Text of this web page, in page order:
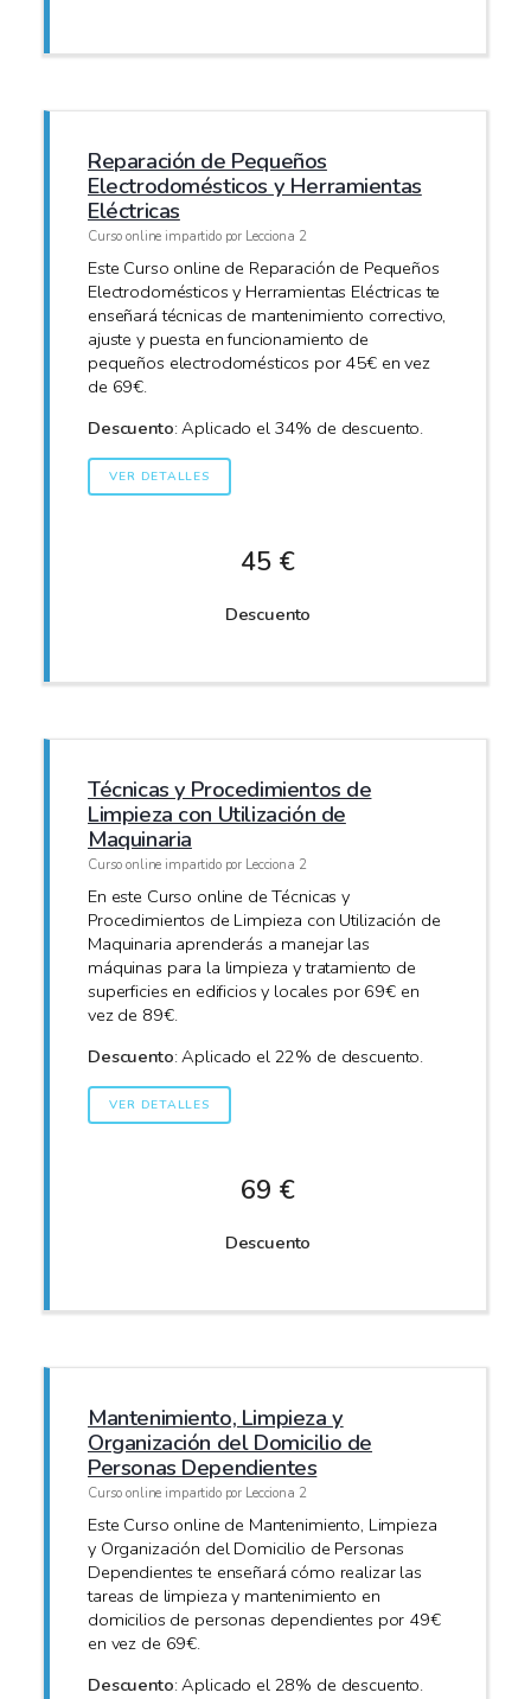
Reparación de Pequeños
Electrodomésticos y Herramientas
Eléctricas
Curso online impartido por Lecciona 2
Este Curso online de Reparación de Pequeños
Electrodomésticos y Herramientas Eléctricas te
enseñará técnicas de mantenimiento correctivo,
ajuste y puesta en funcionamiento de
pequeños electrodomésticos por 45€ en vez
de 69€.
Descuento: Aplicado el 34% de descuento.
VER DETALLES
45 €
Descuento
Técnicas y Procedimientos de
Limpieza con Utilización de
Maquinaria
Curso online impartido por Lecciona 2
En este Curso online de Técnicas y
Procedimientos de Limpieza con Utilización de
Maquinaria aprenderás a manejar las
máquinas para la limpieza y tratamiento de
superficies en edificios y locales por 69€ en
vez de 89€.
Descuento: Aplicado el 22% de descuento.
VER DETALLES
69 €
Descuento
Mantenimiento, Limpieza y
Organización del Domicilio de
Personas Dependientes
Curso online impartido por Lecciona 2
Este Curso online de Mantenimiento, Limpieza
y Organización del Domicilio de Personas
Dependientes te enseñará cómo realizar las
tareas de limpieza y mantenimiento en
domicilios de personas dependientes por 49€
en vez de 69€.
Descuento: Aplicado el 28% de descuento.